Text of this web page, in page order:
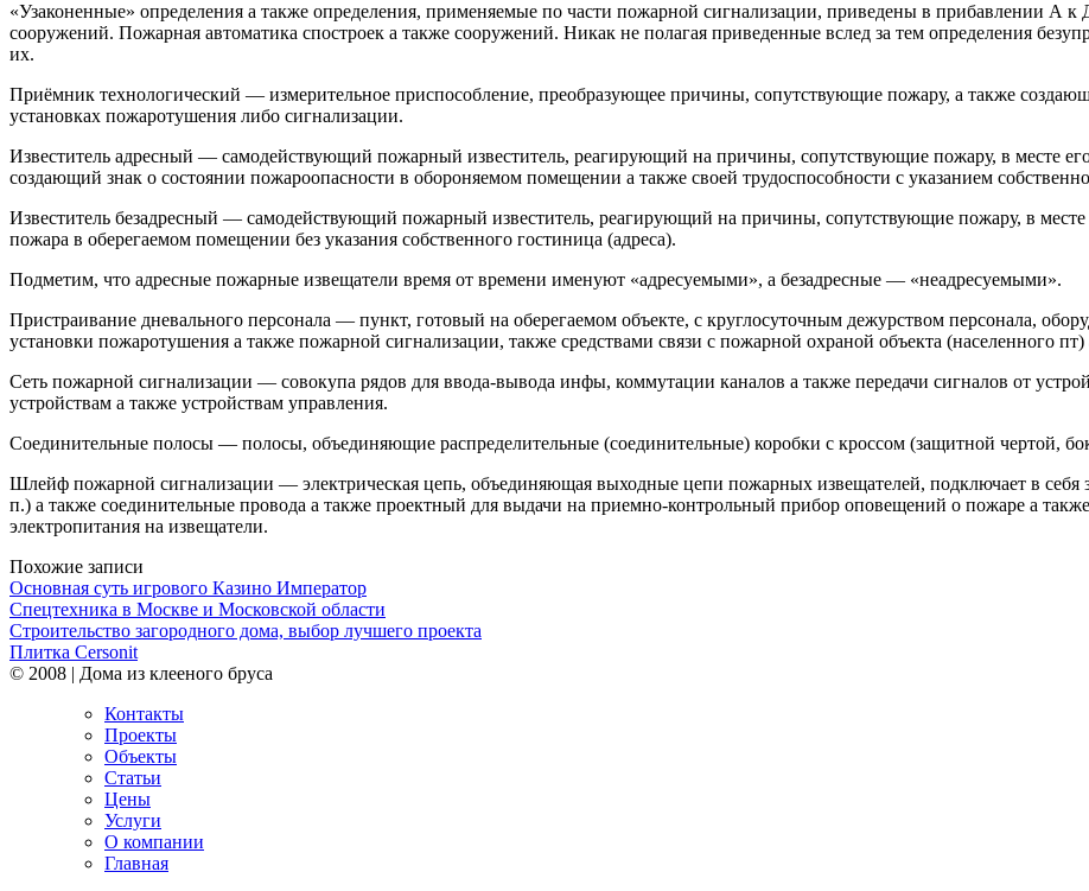
«Узаконенные» определения а также определения, применяемые по части пожарной сигнализации, приведены в прибавлении А к
сооружений. Пожарная автоматика спостроек а также сооружений. Никак не полагая приведенные вслед за тем определения
их.
Приёмник технологический — измерительное приспособление, преобразующее причины, сопутствующие пожару, а также
установках пожаротушения либо сигнализации.
Известитель адресный — самодействующий пожарный известитель, реагирующий на причины, сопутствующие пожару, в месте
создающий знак о состоянии пожароопасности в обороняемом помещении а также своей трудоспособности с указанием
Известитель безадресный — самодействующий пожарный известитель, реагирующий на причины, сопутствующие пожару, в
пожара в оберегаемом помещении без указания собственного гостиница (адреса).
Подметим, что адресные пожарные извещатели время от времени именуют «адресуемыми», а безадресные — «неадресуемыми».
Пристраивание дневального персонала — пункт, готовый на оберегаемом объекте, с круглосуточным дежурством персонала,
установки пожаротушения а также пожарной сигнализации, также средствами связи с пожарной охраной объекта (населенного
Сеть пожарной сигнализации — совокупа рядов для ввода-вывода инфы, коммутации каналов а также передачи сигналов от
устройствам а также устройствам управления.
Соединительные полосы — полосы, объединяющие распределительные (соединительные) коробки с кроссом (защитной чертой,
Шлейф пожарной сигнализации — электрическая цепь, объединяющая выходные цепи пожарных извещателей, подключает в себя
п.) а также соединительные провода а также проектный для выдачи на приемно-контрольный прибор оповещений о пожаре а
электропитания на извещатели.
Похожие записи
Основная суть игрового Казино Император
Спецтехника в Москве и Московской области
Строительство загородного дома, выбор лучшего проекта
Плитка Cersonit
© 2008 | Дома из клееного бруса
Контакты
Проекты
Объекты
Статьи
Цены
Услуги
О компании
Главная